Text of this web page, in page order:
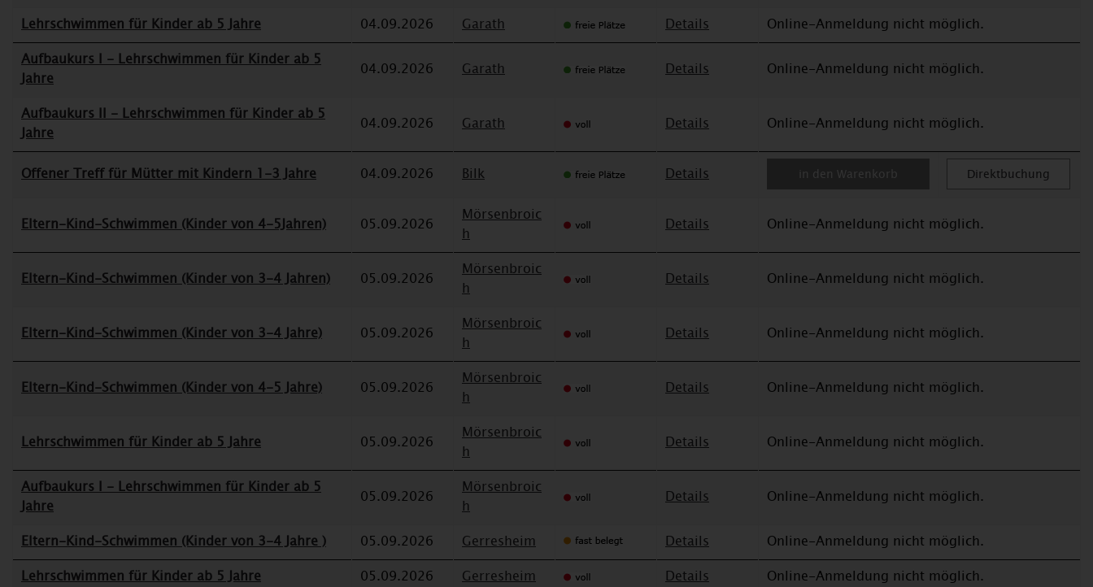
Lehrschwimmen für Kinder ab 5 Jahre 04.09.2026 Garath Details
Online-Anmeldung nicht möglich.
Aufbaukurs I - Lehrschwimmen für Kinder ab 5
Jahre
04.09.2026 Garath Details Online-Anmeldung nicht möglich.
Aufbaukurs II - Lehrschwimmen für Kinder ab 5
Jahre
04.09.2026 Garath Details Online-Anmeldung nicht möglich.
Offener Treff für Mütter mit Kindern 1-3 Jahre 04.09.2026 Bilk Details in den Warenkorb Direktbuchung
Eltern-Kind-Schwimmen (Kinder von 4-5Jahren) 05.09.2026
Mörsenbroic
h
Details Online-Anmeldung nicht möglich.
Eltern-Kind-Schwimmen (Kinder von 3-4 Jahren) 05.09.2026
Mörsenbroic
h
Details Online-Anmeldung nicht möglich.
Eltern-Kind-Schwimmen (Kinder von 3-4 Jahre) 05.09.2026
Mörsenbroic
h
Details Online-Anmeldung nicht möglich.
Eltern-Kind-Schwimmen (Kinder von 4-5 Jahre) 05.09.2026
Mörsenbroic
h
Details Online-Anmeldung nicht möglich.
Lehrschwimmen für Kinder ab 5 Jahre 05.09.2026
Mörsenbroic
h
Details Online-Anmeldung nicht möglich.
Aufbaukurs I - Lehrschwimmen für Kinder ab 5
Jahre
05.09.2026
Mörsenbroic
h
Details Online-Anmeldung nicht möglich.
Eltern-Kind-Schwimmen (Kinder von 3-4 Jahre ) 05.09.2026 Gerresheim Details
Online-Anmeldung nicht möglich.
Lehrschwimmen für Kinder ab 5 Jahre
05.09.2026 Gerresheim Details
Online-Anmeldung nicht möglich.